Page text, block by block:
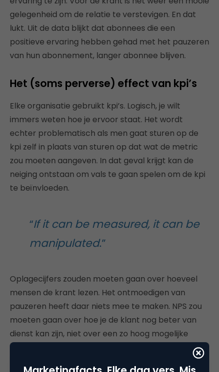
gelegenheid om de relatie te verstevigen. En dat
lukt. Uit de data blijkt dat abonnees die een
positieve ervaring hebben gehad met het pauzeren
van hun abonnement, langer abonnee blijven.
Het (soms perverse) effect van kpi’s
Elke organisatie gebruikt kpi’s. Logisch, je wilt
immers weten hoe je ervoor staat. Het wordt
echter problematisch als men gaat sturen op de
kpi zelf in plaats van sturen op dat wat de metric
zou moeten aangeven. In dat geval krijgt kan de
neiging ontstaan om vals te gaan spelen om de kpi
te beïnvloeden.
“If it can be measured, it can be
manipulated.”
Oplagecijfers zouden moeten gaan over hoeveel
mensen de krant lezen. Het ontmoedigen van
pauzeren heeft daar niets mee te maken. NPS zou
moeten gaan over hoe je de klant nog beter van
dienst kan zijn, niet over een zo hoog mogelijke
score voor een zo hoog mogelijk bonus (ja
automotive, ik heb het over jou). Een verandering in